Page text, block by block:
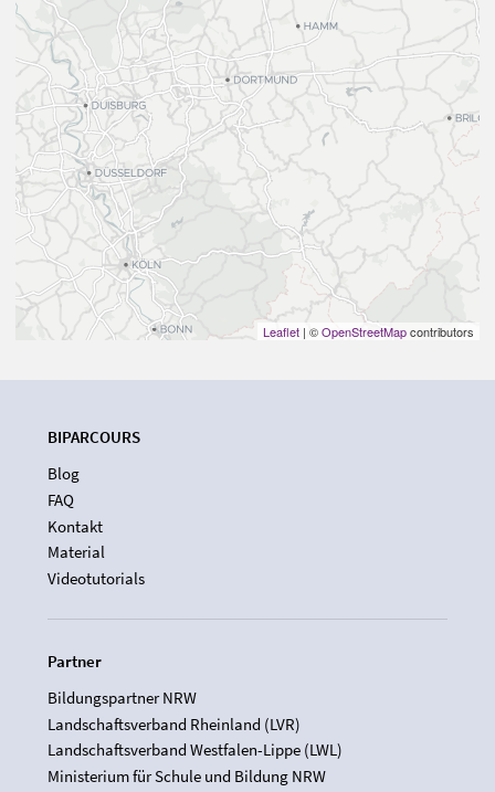
Leaflet | ©OpenStreetMapcontributors
BIPARCOURS
Blog
FAQ
Kontakt
Material
Videotutorials
Partner
Bildungspartner NRW
Landschaftsverband Rheinland (LVR)
Landschaftsverband Westfalen-Lippe (LWL)
Ministerium für Schule und Bildung NRW